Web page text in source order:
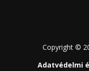
Copyright ©
Adatvédelmi